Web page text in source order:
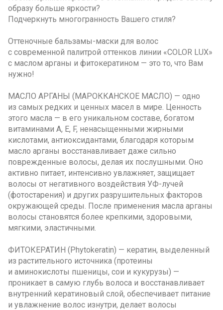
образу больше яркости?
Подчеркнуть многогранность Вашего стиля?
Оттеночные бальзамы-маски для волос
с современной палитрой оттенков линии «COLOR LUX»
с маслом арганы и фитокератином — это то, что Вам
нужно!
МАСЛО АРГАНЫ (МАРОККАНСКОЕ МАСЛО) — одно
из самых редких и ценных масел в мире. Ценность
этого масла — в его уникальном составе, богатом
витаминами A, E, F, ненасыщенными жирными
кислотами, антиоксидантами, благодаря которым
масло арганы восстанавливает даже сильно
поврежденные волосы, делая их послушными. Оно
активно питает, интенсивно увлажняет, защищает
волосы от негативного воздействия УФ-лучей
(фотостарения) и других разрушительных факторов
окружающей среды. После применения масла арганы
волосы становятся более крепкими, здоровыми,
мягкими, эластичными.
ФИТОКЕРАТИН (Phytokeratin) — кератин, выделенный
из растительного источника (протеины
и аминокислоты пшеницы, сои и кукурузы) —
проникает в самую глубь волоса и восстанавливает
внутренний кератиновый слой, обеспечивает питание
и увлажнение волос изнутри, делает волосы